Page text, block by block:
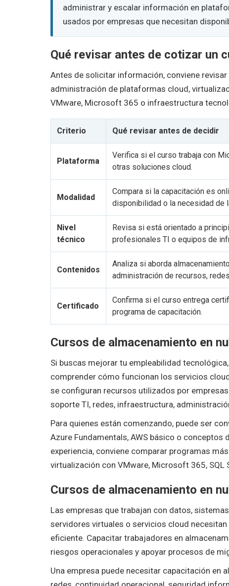
administrar y escalar información en
usados por empresas que necesitan
Qué revisar antes de cotizar un
Antes de solicitar información, conviene
administración de plataformas cloud,
VMware, Microsoft 365 o infraestructura
Criterio Qué revisar antes de decidir
Plataforma
Verifica si el curso trabaja con
otras soluciones cloud.
Modalidad
Compara si la capacitación es
disponibilidad o la necesidad de
Nivel
técnico
Revisa si está orientado a
profesionales TI o equipos de
Contenidos
Analiza si aborda
administración de recursos,
Certificado
Confirma si el curso entrega
programa de capacitación.
Cursos de almacenamiento en
Si buscas mejorar tu empleabilidad
comprender cómo funcionan los servicios
se configuran recursos utilizados por
soporte TI, redes, infraestructura,
Para quienes están comenzando, puede ser
Azure Fundamentals, AWS básico o
experiencia, conviene comparar programas
virtualización con VMware, Microsoft 365,
Cursos de almacenamiento en
Las empresas que trabajan con datos,
servidores virtuales o servicios cloud
eficiente. Capacitar trabajadores en
riesgos operacionales y apoyar procesos de
Una empresa puede necesitar capacitación en